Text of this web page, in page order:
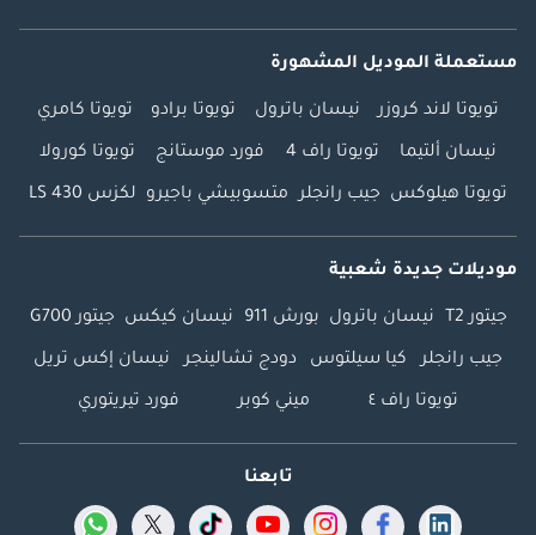
مستعملة الموديل المشهورة
تويوتا لاند كروزر نيسان باترول تويوتا برادو تويوتا كامري
نيسان ألتيما تويوتا راف 4 فورد موستانج تويوتا كورولا
تويوتا هيلوكس جيب رانجلر متسوبيشي باجيرو لكزس LS 430
موديلات جديدة شعبية
جيتور T2 نيسان باترول بورش 911 نيسان كيكس جيتور G700
جيب رانجلر كيا سيلتوس دودج تشالينجر نيسان إكس تريل
تويوتا راف ٤ ميني كوبر فورد تيريتوري
تابعنا